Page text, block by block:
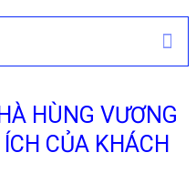
HÙNG VƯƠNG
CỦA KHÁCH